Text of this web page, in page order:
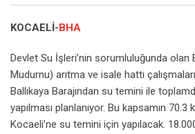
KOCAELİ-BHA
Devlet Su İşleri’nin sorumluluğunda olan
Mudurnu) arıtma ve isale hattı
Ballıkaya Barajından su temini ile
yapılması planlanıyor. Bu kapsamın
Kocaeli’ne su temini için yapılacak.